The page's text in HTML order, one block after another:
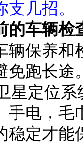
几招。
的车辆检
保养和
免跑长
星定位
手电，
定才能